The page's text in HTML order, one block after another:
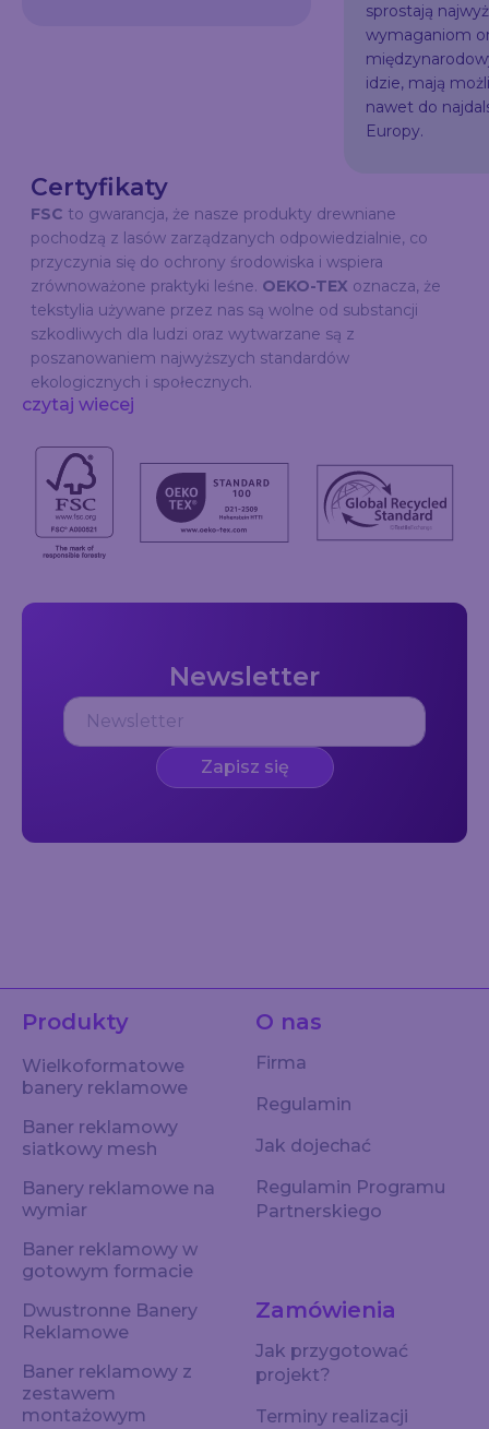
sprostają
wymaganiom
idzie, mają
nawet do
Europy.
Certyfikaty
FSC to gwarancja, że nasze produkty drewniane
pochodzą z lasów zarządzanych odpowiedzialnie, co
przyczynia się do ochrony środowiska i wspiera
zrównoważone praktyki leśne. OEKO-TEX oznacza, że
tekstylia używane przez nas są wolne od substancji
szkodliwych dla ludzi oraz wytwarzane są z
poszanowaniem najwyższych standardów
ekologicznych i społecznych.
czytaj wiecej
Newsletter
Zapisz się
Produkty
Wielkoformatowe
banery reklamowe
Baner reklamowy
siatkowy mesh
Banery reklamowe na
wymiar
Baner reklamowy w
gotowym formacie
Dwustronne Banery
Reklamowe
Baner reklamowy z
zestawem
montażowym
O nas
Firma
Regulamin
Jak dojechać
Regulamin Programu
Partnerskiego
Zamówienia
Jak przygotować
projekt?
Terminy realizacji